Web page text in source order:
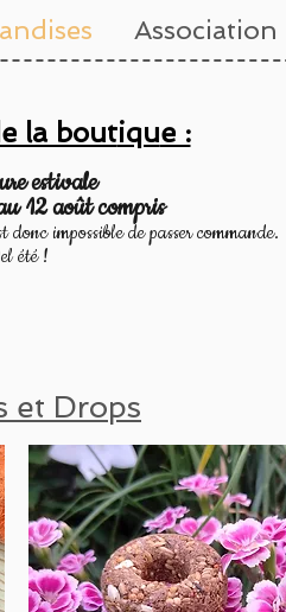
Association
la boutique :
estivale
12 août compris
impossible de passer commande.
été !
et Drops